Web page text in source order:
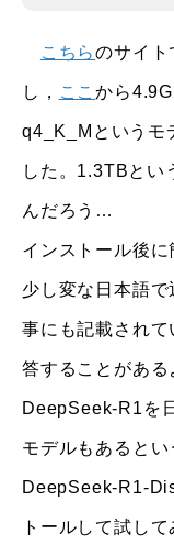
こちらのサイト
し， ここから
q4_K_Mというモ
した。1.3TBとい
んだろう…
インストール後に
少し変な日本語
事にも記載され
答することがある
DeepSeek-R1を
モデルもあるとい
DeepSeek-R1-
トールして試し